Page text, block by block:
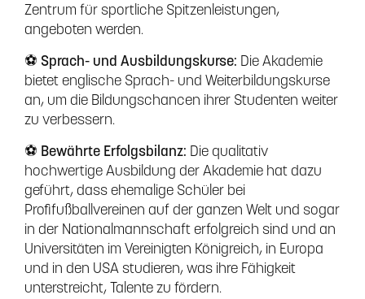
Zentrum für sportliche Spitzenleistungen,
angeboten werden.
⚽ Sprach- und Ausbildungskurse: Die Akademie
bietet englische Sprach- und Weiterbildungskurse
an, um die Bildungschancen ihrer Studenten weiter
zu verbessern.
⚽ Bewährte Erfolgsbilanz: Die qualitativ
hochwertige Ausbildung der Akademie hat dazu
geführt, dass ehemalige Schüler bei
Profifußballvereinen auf der ganzen Welt und sogar
in der Nationalmannschaft erfolgreich sind und an
Universitäten im Vereinigten Königreich, in Europa
und in den USA studieren, was ihre Fähigkeit
unterstreicht, Talente zu fördern.